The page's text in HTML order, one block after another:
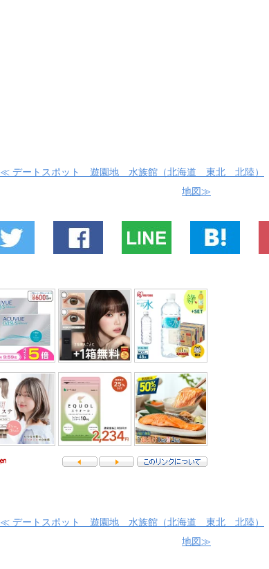
≪ デートスポット 遊園地 水族館（北海道 東北 北陸）
地図≫
≪ デートスポット 遊園地 水族館（北海道 東北 北陸）
地図≫